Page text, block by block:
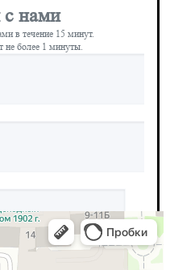
с нами
в течение 15 минут.
не более 1 минуты.
д. 10